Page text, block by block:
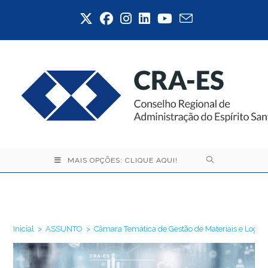
MAIS OPÇÕES: CLIQUE AQUI!
Inicial > ASSUNTO > Câmara Temática de Gestão de Materiais e